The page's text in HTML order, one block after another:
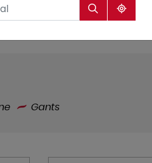
Hôtellerie Mobilier
Gants